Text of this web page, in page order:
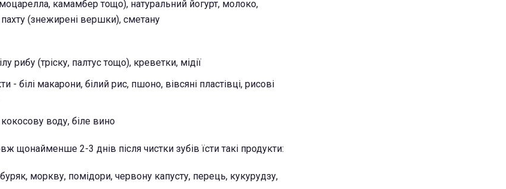
камамбер тощо), натуральний йогурт, молоко,
(знежирені вершки), сметану
рибу (тріску, палтус тощо), креветки, мідії
- білі макарони, білий рис, пшоно, вівсяні пластівці, рисові
воду, біле вино
щонайменше 2-3 днів після чистки зубів їсти такі продукти:
моркву, помідори, червону капусту, перець, кукурудзу,